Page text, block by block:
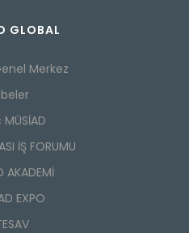
GLOBAL
Merkez
İŞ FORUMU
AKADEMİ
EXPO